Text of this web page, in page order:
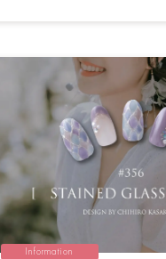
Information